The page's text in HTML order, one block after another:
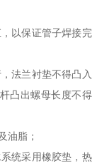
以保证管子焊接完
法兰衬垫不得凸入
凸出螺母长度不得
油脂；
统采用橡胶垫，热